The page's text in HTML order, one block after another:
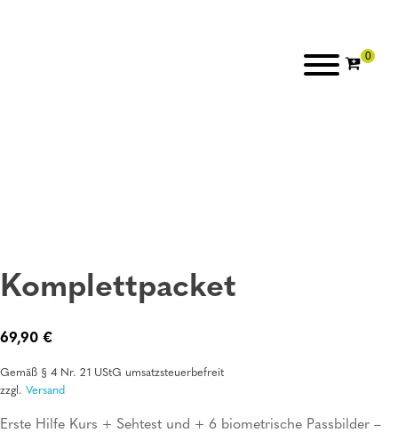
Komplettpacket
69,90 €
Gemäß § 4 Nr. 21 UStG umsatzsteuerbefreit
zzgl. Versand
Erste Hilfe Kurs + Sehtest und + 6 biometrische Passbilder –